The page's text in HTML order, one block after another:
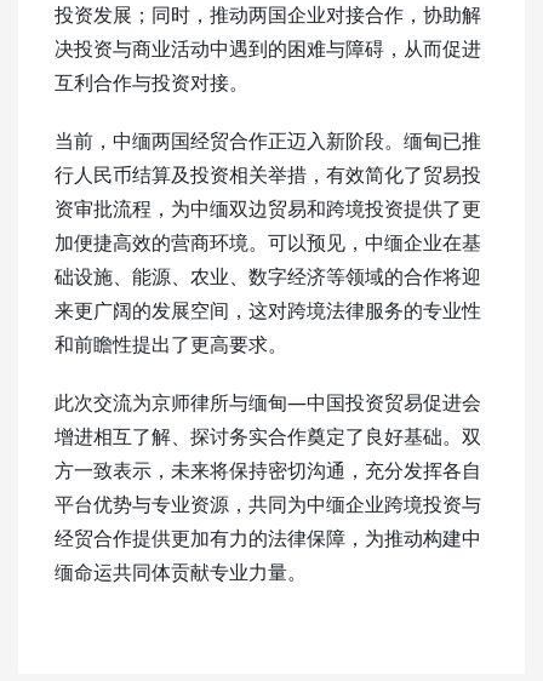
投资发展；同时，推动两国企业对接合作，协助解
决投资与商业活动中遇到的困难与障碍，从而促进
互利合作与投资对接。
当前，中缅两国经贸合作正迈入新阶段。缅甸已推
行人民币结算及投资相关举措，有效简化了贸易投
资审批流程，为中缅双边贸易和跨境投资提供了更
加便捷高效的营商环境。可以预见，中缅企业在基
础设施、能源、农业、数字经济等领域的合作将迎
来更广阔的发展空间，这对跨境法律服务的专业性
和前瞻性提出了更高要求。
此次交流为京师律所与缅甸—中国投资贸易促进会
增进相互了解、探讨务实合作奠定了良好基础。双
方一致表示，未来将保持密切沟通，充分发挥各自
平台优势与专业资源，共同为中缅企业跨境投资与
经贸合作提供更加有力的法律保障，为推动构建中
缅命运共同体贡献专业力量。